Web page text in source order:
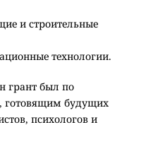
и строительные
технологии.
грант был по
готовящим будущих
психологов и